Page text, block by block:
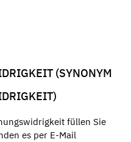
(SYNONYM
füllen Sie
es per E-Mail